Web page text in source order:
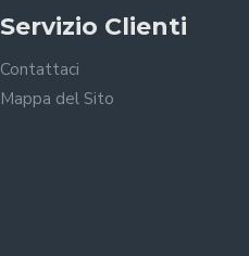
Servizio Clienti
Contattaci
Mappa del Sito